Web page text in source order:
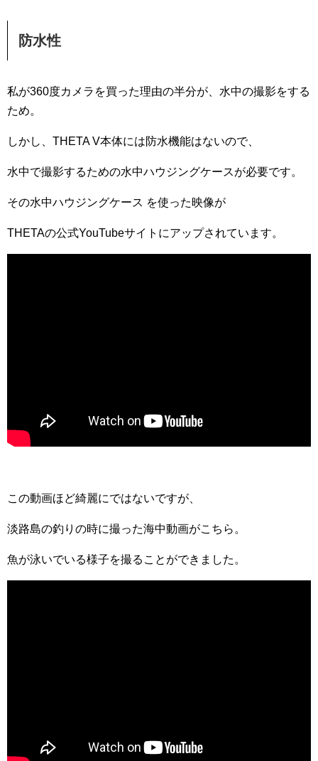
防水性
私が360度カメラを買った理由の半分が、水中の撮影をする
ため。
しかし、THETA V本体には防水機能はないので、
水中で撮影するための水中ハウジングケースが必要です。
その水中ハウジングケース を使った映像が
THETAの公式YouTubeサイトにアップされています。
この動画ほど綺麗にではないですが、
淡路島の釣りの時に撮った海中動画がこちら。
魚が泳いでいる様子を撮ることができました。